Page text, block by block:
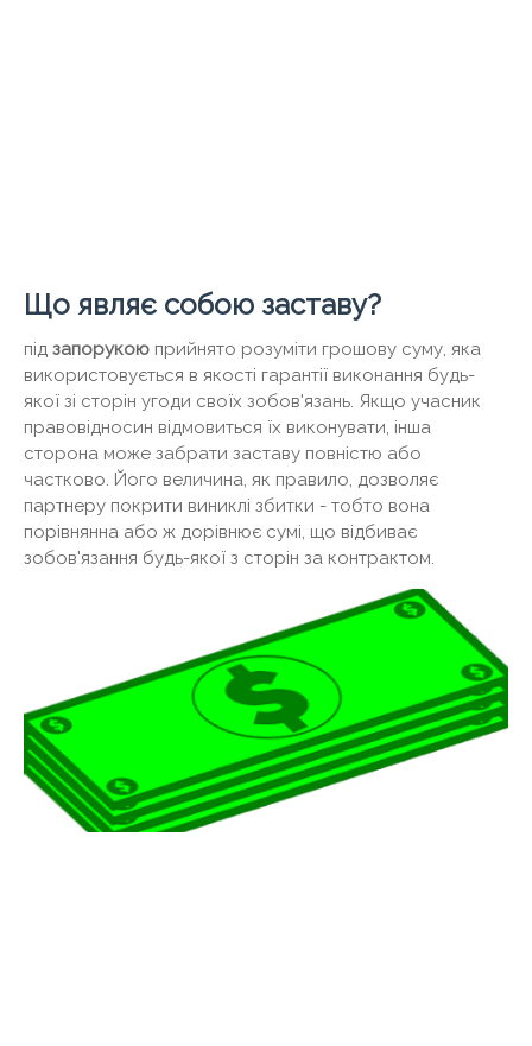
Що являє собою заставу?
під запорукою прийнято розуміти грошову суму, яка
використовується в якості гарантії виконання будь-
якої зі сторін угоди своїх зобов'язань. Якщо учасник
правовідносин відмовиться їх виконувати, інша
сторона може забрати заставу повністю або
частково. Його величина, як правило, дозволяє
партнеру покрити виниклі збитки - тобто вона
порівнянна або ж дорівнює сумі, що відбиває
зобов'язання будь-якої з сторін за контрактом.